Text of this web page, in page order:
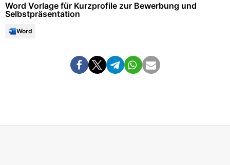
Word Vorlage für Kurzprofile zur Bewerbung und
Selbstpräsentation
Word